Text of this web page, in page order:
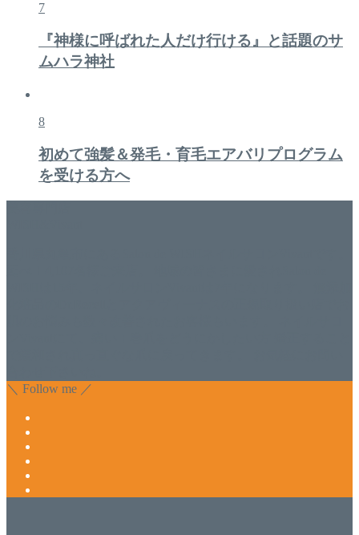
7
『神様に呼ばれた人だけ行ける』と話題のサ
ムハラ神社
8
初めて強髪＆発毛・育毛エアバリプログラム
を受ける方へ
＼ Follow me ／